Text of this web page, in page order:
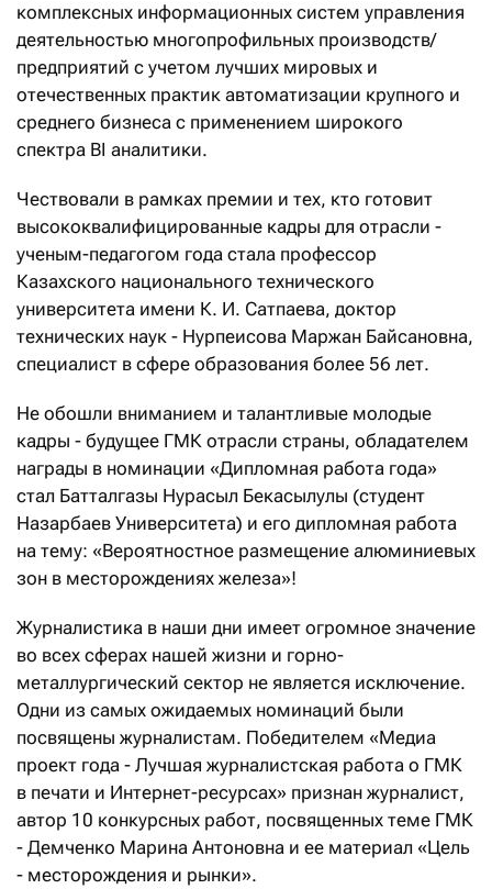
комплексных информационных систем управления
деятельностью многопрофильных производств/
предприятий с учетом лучших мировых и
отечественных практик автоматизации крупного и
среднего бизнеса с применением широкого
спектра BI аналитики.
Чествовали в рамках премии и тех, кто готовит
высококвалифицированные кадры для отрасли -
ученым-педагогом года стала профессор
Казахского национального технического
университета имени К. И. Сатпаева, доктор
технических наук - Нурпеисова Маржан Байсановна,
специалист в сфере образования более 56 лет.
Не обошли вниманием и талантливые молодые
кадры - будущее ГМК отрасли страны, обладателем
награды в номинации «Дипломная работа года»
стал Батталгазы Нурасыл Бекасылулы (студент
Назарбаев Университета) и его дипломная работа
на тему: «Вероятностное размещение алюминиевых
зон в месторождениях железа»!
Журналистика в наши дни имеет огромное значение
во всех сферах нашей жизни и горно-
металлургический сектор не является исключение.
Одни из самых ожидаемых номинаций были
посвящены журналистам. Победителем «Медиа
проект года - Лучшая журналистская работа о ГМК
в печати и Интернет-ресурсах» признан журналист,
автор 10 конкурсных работ, посвященных теме ГМК
- Демченко Марина Антоновна и ее материал «Цель
- месторождения и рынки».